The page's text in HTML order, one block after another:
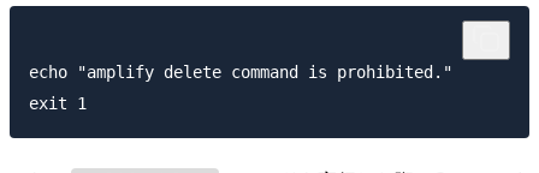
echo "amplify delete command is prohibited."